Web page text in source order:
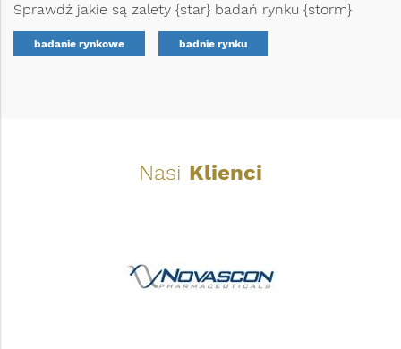
Sprawdź jakie są zalety {star} badań rynku {storm}
badanie rynkowe badnie rynku
Nasi Klienci